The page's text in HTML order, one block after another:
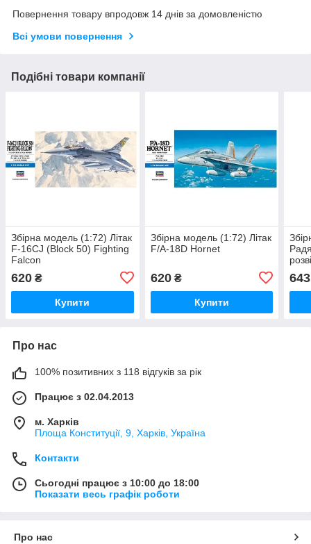
Повернення товару впродовж 14 днів за домовленістю
Всі умови повернення
Подібні товари компанії
Збірна модель (1:72) Літак
F-16CJ (Block 50) Fighting
Falcon
620 ₴
Купити
Збірна модель (1:72) Літак
F/A-18D Hornet
620₴
Купити
643
Про нас
100% позитивних з 118 відгуків за рік
Працює з 02.04.2013
м. Харків
Площа Конституції, 9, Харків, Україна
Контакти
Сьогодні працює з 10:00 до 18:00
Показати весь графік роботи
Про нас